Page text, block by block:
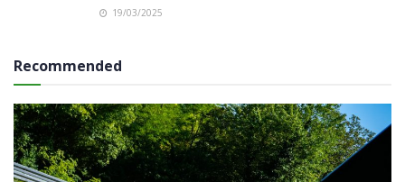
19/03/2025
Recommended